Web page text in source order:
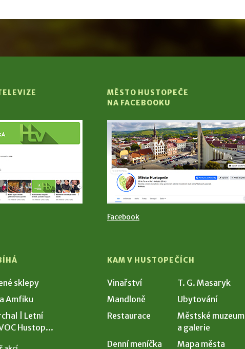
MĚSTO HUSTOPEČE
NA FACEBOOKU
Facebook
sklepy
Amfiku
| Letní
Hustop...
KAM V HUSTOPEČÍCH
Vinařství
T. G. Masaryk
Mandloně
Ubytování
Restaurace
Městské muzeum
a galerie
Denní meníčka
Mapa města